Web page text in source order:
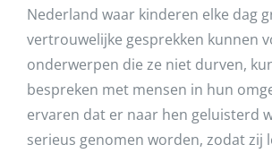
Nederland waar kinderen elke dag
vertrouwelijke gesprekken kunnen
onderwerpen die ze niet durven,
bespreken met mensen in hun
ervaren dat er naar hen geluisterd
serieus genomen worden, zodat zij